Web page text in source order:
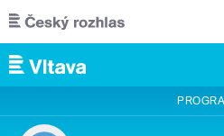
Přejít k hlavnímu obsahu